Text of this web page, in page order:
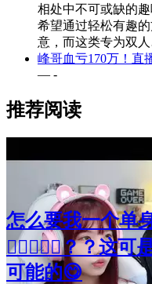
相处中不可或缺的
希望通过轻松有趣
意，而这类专为双
峰哥血亏170万！直
— -
推荐阅读
怎么要我一个单
🧑🏻‍❤️‍👩🏻？？这
可能的😋